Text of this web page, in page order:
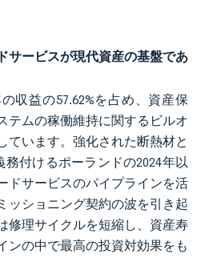
サービスが現代資産の基盤であ
収益の57.62%を占め、資産保
テムの稼働維持に関するビルオ
ています。強化された断熱材と
付けるポーランドの2024年以
ドサービスのパイプラインを活
ッショニング契約の波を引き起
修理サイクルを短縮し、資産寿
ンの中で最高の投資対効果をも